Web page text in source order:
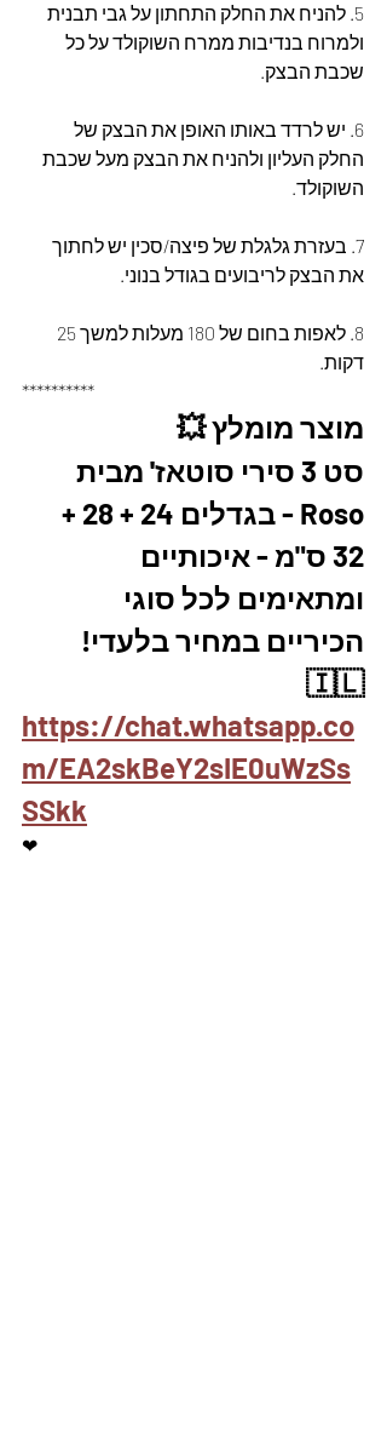
5. להניח את החלק התחתון על גבי תבנית
ולמרוח בנדיבות ממרח השוקולד על כל
שכבת הבצק.
6. יש לרדד באותו האופן את הבצק של
החלק העליון ולהניח את הבצק מעל שכבת
השוקולד.
7. בעזרת גלגלת של פיצה/סכין יש לחתוך
את הבצק לריבועים בגודל בנוני.
דקות.
**********
מוצר מומלץ 💥
סט 3 סירי סוטאז' מבית
Roso - בגדלים 24 + 28 +
32 ס"מ - איכותיים
ומתאימים לכל סוגי
הכיריים במחיר בלעדי!
🇮🇱
https://chat.whatsapp.co
m/EA2skBeY2sIE0uWzSs
SSkk
❤